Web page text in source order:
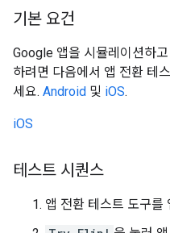
기본 요건
Google 앱을 시뮬레이션하
하려면 다음에서 앱 전환 테
세요. Android 및 iOS.
iOS
테스트 시퀀스
앱 전환 테스트 도구를